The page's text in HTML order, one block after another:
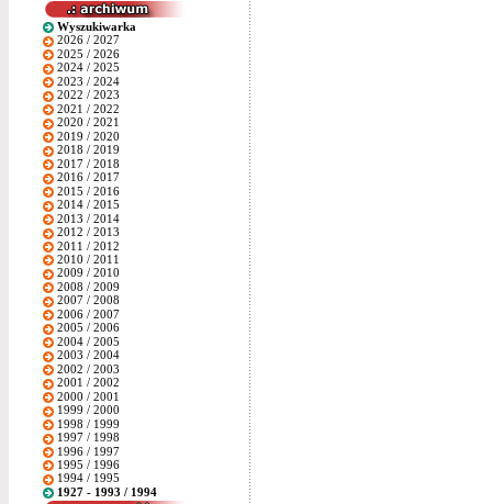
Wyszukiwarka
2026 / 2027
2025 / 2026
2024 / 2025
2023 / 2024
2022 / 2023
2021 / 2022
2020 / 2021
2019 / 2020
2018 / 2019
2017 / 2018
2016 / 2017
2015 / 2016
2014 / 2015
2013 / 2014
2012 / 2013
2011 / 2012
2010 / 2011
2009 / 2010
2008 / 2009
2007 / 2008
2006 / 2007
2005 / 2006
2004 / 2005
2003 / 2004
2002 / 2003
2001 / 2002
2000 / 2001
1999 / 2000
1998 / 1999
1997 / 1998
1996 / 1997
1995 / 1996
1994 / 1995
1927 - 1993 / 1994